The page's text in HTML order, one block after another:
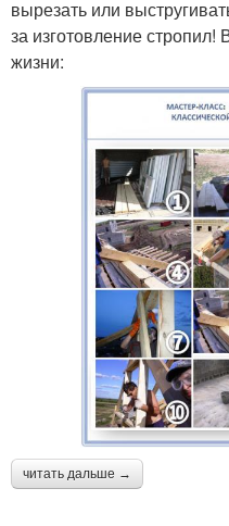
вырезать или
за изготовление стропил!
жизни:
читать дальше →